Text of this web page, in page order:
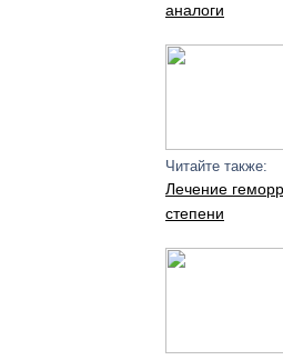
аналоги
Читайте также:
Лечение
степени